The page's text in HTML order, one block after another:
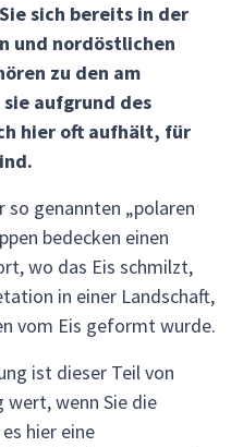
sich bereits in der
und nordöstlichen
zu den am
aufgrund des
hier oft aufhält, für
so genannten „polaren
bedecken einen
wo das Eis schmilzt,
in einer Landschaft,
vom Eis geformt wurde.
ist dieser Teil von
wert, wenn Sie die
hier eine